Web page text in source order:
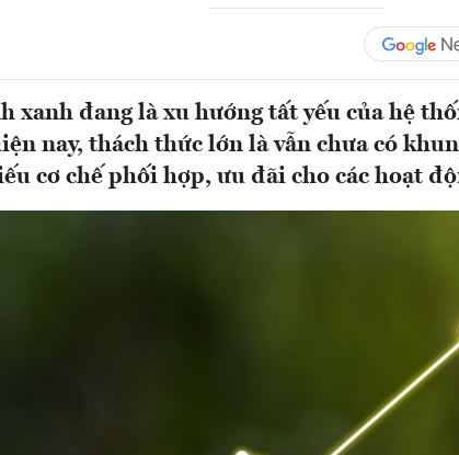
xanh đang là xu hướng tất yếu của hệ
nay, thách thức lớn là vẫn chưa có
cơ chế phối hợp, ưu đãi cho các hoạt